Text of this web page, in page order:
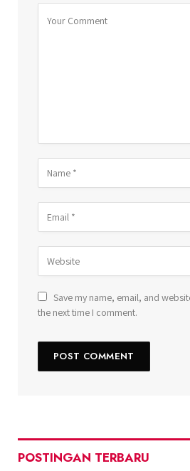
Save my name, email, and
the next time I comment.
POSTINGAN TERBARU